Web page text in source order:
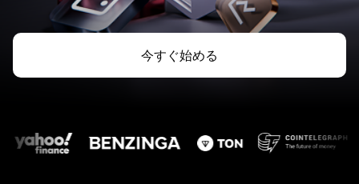
今すぐ始める